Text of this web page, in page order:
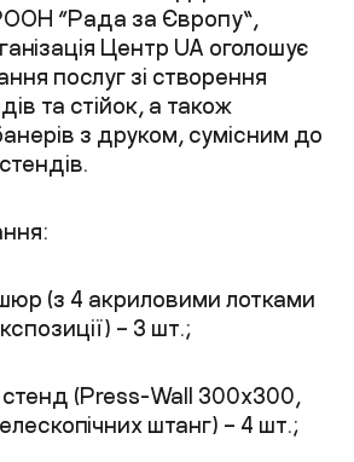
“Рада за Європу”,
Центр UA оголошує
послуг зі створення
та стійок, а також
з друком, сумісним до
(з 4 акриловими лотками
– 3 шт.;
стенд (Press-Wall 300х300,
штанг) – 4 шт.;